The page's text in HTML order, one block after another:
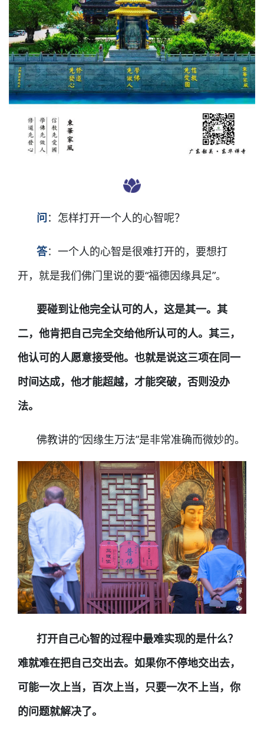
问 ： 怎样打开一个人的心智呢？
答： 一个人的心智是很难打开的，要想打
开，就是我们佛门里说的要“福德因缘具足”。
要碰到让他完全认可的人，这是其一。其
二，他肯把自己完全交给他所认可的人。其三，
他认可的人愿意接受他。也就是说这三项在同一
时间达成，他才能超越，才能突破，否则没办
法。
佛教讲的“因缘生万法”是非常准确而微妙的。
打开自己心智的过程中最难实现的是什么？
难就难在把自己交出去。如果你不停地交出去，
可能一次上当，百次上当，只要一次不上当，你
的问题就解决了。